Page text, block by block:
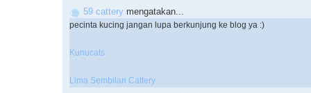
59 cattery mengatakan...
pecinta kucing jangan lupa berkunjung ke blog ya :)
Kunucats
Lima Sembilan Cattery